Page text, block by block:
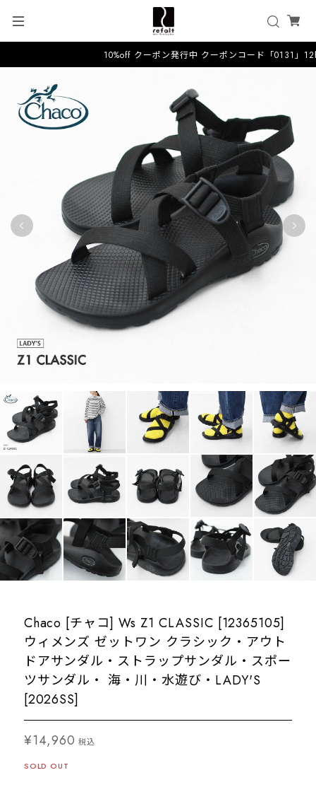
10%off クーポン発行中 クーポンコード「0131」
Chaco [チャコ] Ws Z1 CLASSIC [12365105]
ウィメンズ ゼットワン クラシック・アウト
ドアサンダル・ストラップサンダル・スポー
ツサンダル・ 海・川・水遊び・LADY'S
[2026SS]
¥14,960 税込
SOLD OUT